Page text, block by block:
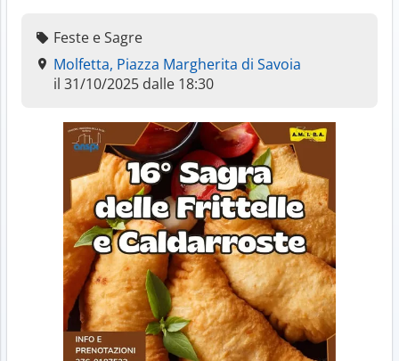
Feste e Sagre
Molfetta, Piazza Margherita di Savoia
il 31/10/2025 dalle 18:30